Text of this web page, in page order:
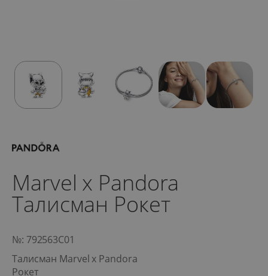
Marvel x Pandora
Талисман Рокет
№: 792563C01
Талисман Marvel x Pandora
Рокет